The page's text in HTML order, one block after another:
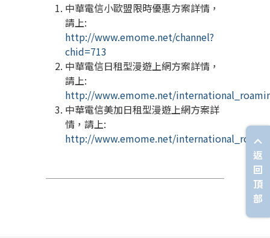
中華電信小歐盟限時優惠方案詳情，
請上:
http://www.emome.net/channel?
chid=713
中華電信日租型漫遊上網方案詳情，
請上:
http://www.emome.net/
中華電信美加日租型漫遊上網方案詳
情，請上:
http://www.emome.net/
返
回
頂
部